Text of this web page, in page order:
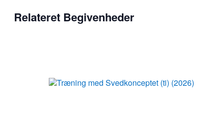
Relateret Begivenheder